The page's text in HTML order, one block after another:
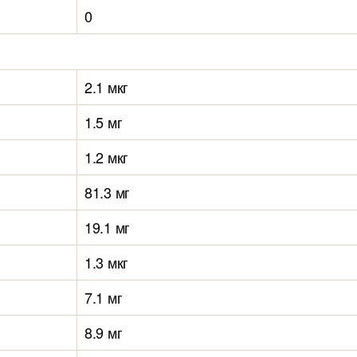
0
2.1 мкг
1.5 мг
1.2 мкг
81.3 мг
19.1 мг
1.3 мкг
7.1 мг
8.9 мг